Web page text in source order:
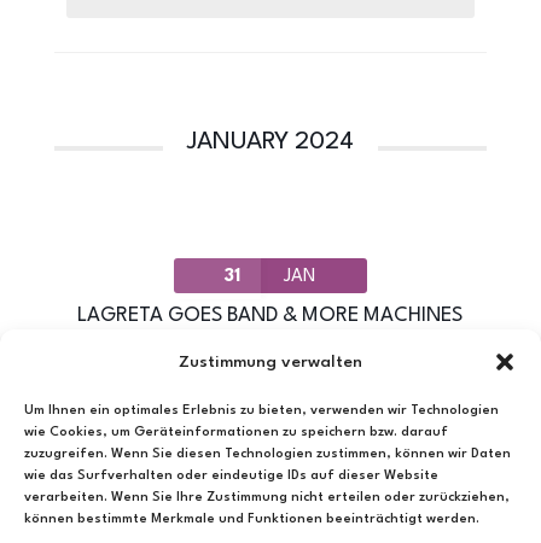
Zustimmung verwalten
Um Ihnen ein optimales Erlebnis zu bieten, verwenden wir Technologien
wie Cookies, um Geräteinformationen zu speichern bzw. darauf
zuzugreifen. Wenn Sie diesen Technologien zustimmen, können wir Daten
wie das Surfverhalten oder eindeutige IDs auf dieser Website
verarbeiten. Wenn Sie Ihre Zustimmung nicht erteilen oder zurückziehen,
können bestimmte Merkmale und Funktionen beeinträchtigt werden.
JANUARY 2024
31 JAN
LAGRETA GOES BAND & MORE MACHINES
Wednesday, Kulturfabrik Löseke
EVENT DETAIL